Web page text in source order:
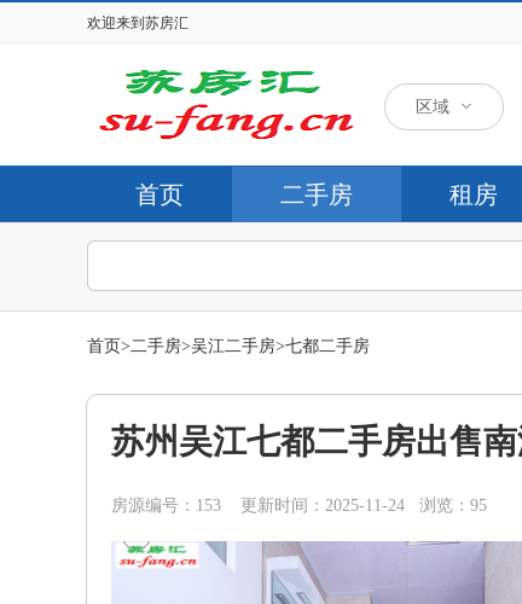
欢迎来到苏房汇
区域
首页 二手房 租房
首页>二手房>吴江二手房>七都二手房
苏州吴江七都二手房出售
房源编号：153 更新时间：2025-11-24 浏览：95